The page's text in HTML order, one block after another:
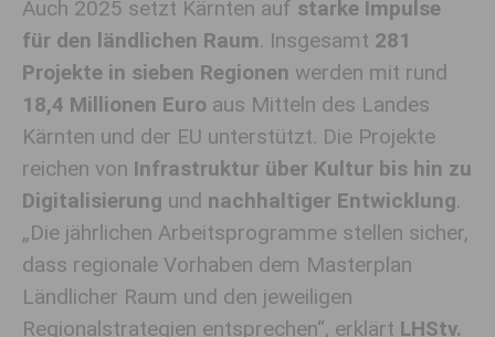
Auch 2025 setzt Kärnten auf starke Impulse
für den ländlichen Raum. Insgesamt 281
Projekte in sieben Regionen werden mit rund
18,4 Millionen Euro aus Mitteln des Landes
Kärnten und der EU unterstützt. Die Projekte
reichen von Infrastruktur über Kultur bis hin zu
Digitalisierung und nachhaltiger Entwicklung.
„Die jährlichen Arbeitsprogramme stellen sicher,
dass regionale Vorhaben dem Masterplan
Ländlicher Raum und den jeweiligen
Regionalstrategien entsprechen“, erklärt LHStv.